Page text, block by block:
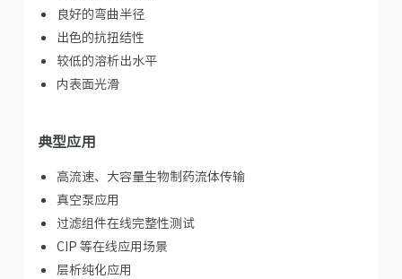
良好的弯曲半径
出色的抗扭结性
较低的溶析出水平
内表面光滑
典型应用
高流速、大容量生物制药流体传输
真空泵应用
过滤组件在线完整性测试
CIP 等在线应用场景
层析纯化应用